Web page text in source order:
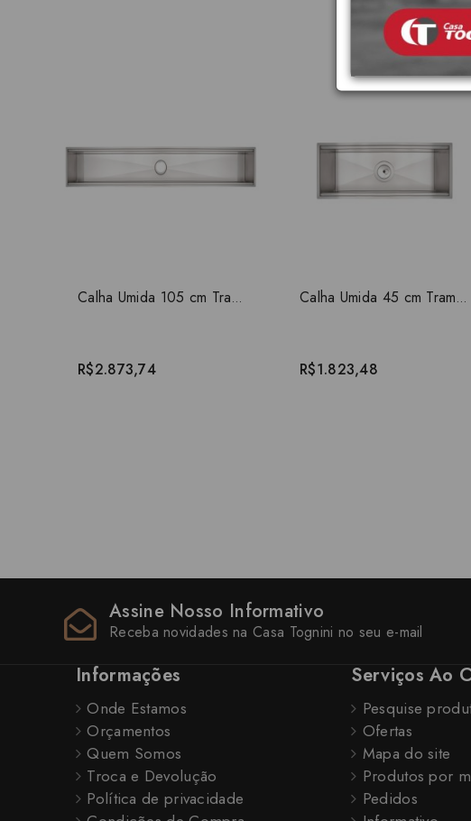
Calha Umida 105 cm Tramontina Aço Inox 94534/003
R$2.873,74
Calha Umida 45 cm Tramontina Aço Inox 94534/000
R$1.823,48
Assine Nosso Informativo
Receba novidades na Casa Tognini no seu e-mail
Informações
Onde Estamos
Orçamentos
Quem Somos
Troca e Devolução
Política de privacidade
Serviços Ao
Pesquise
Ofertas
Mapa do site
Produtos por
Pedidos